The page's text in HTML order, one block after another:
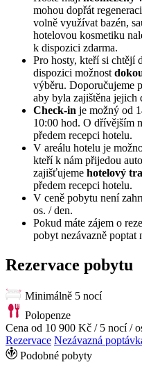
mohou dopřát
volně využívat bazén,
hotelovou kosmetiku
k dispozici zdarma.
Pro hosty, kteří si chtějí
dispozici možnost
výběru. Doporučujeme
aby byla zajištěna jejich
Check-in je možný od
10:00 hod. O dřívějším
předem recepci hotelu.
V areálu hotelu je
kteří k nám přijedou
zajišťujeme hotelový
předem recepci hotelu.
V ceně pobytu není
os. / den.
Pokud máte zájem o
pobyt nezávazně poptat
Rezervace pobytu
Minimálně 5 nocí
Polopenze
Cena od 10 900 Kč / 5 nocí /
Rezervace Nezávazná
Podobné pobyty